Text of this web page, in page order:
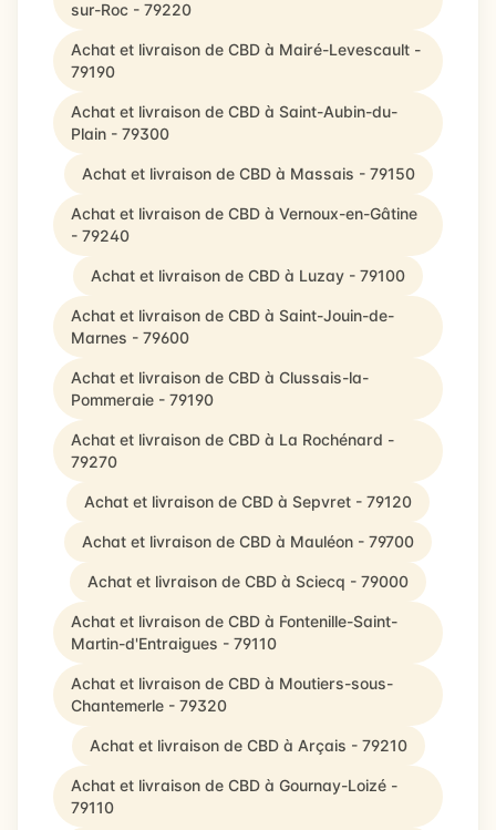
sur-Roc - 79220
Achat et livraison de CBD à Mairé-Levescault -
79190
Achat et livraison de CBD à Saint-Aubin-du-
Plain - 79300
Achat et livraison de CBD à Massais - 79150
Achat et livraison de CBD à Vernoux-en-Gâtine
- 79240
Achat et livraison de CBD à Luzay - 79100
Achat et livraison de CBD à Saint-Jouin-de-
Marnes - 79600
Achat et livraison de CBD à Clussais-la-
Pommeraie - 79190
Achat et livraison de CBD à La Rochénard -
79270
Achat et livraison de CBD à Sepvret - 79120
Achat et livraison de CBD à Mauléon - 79700
Achat et livraison de CBD à Sciecq - 79000
Achat et livraison de CBD à Fontenille-Saint-
Martin-d'Entraigues - 79110
Achat et livraison de CBD à Moutiers-sous-
Chantemerle - 79320
Achat et livraison de CBD à Arçais - 79210
Achat et livraison de CBD à Gournay-Loizé -
79110